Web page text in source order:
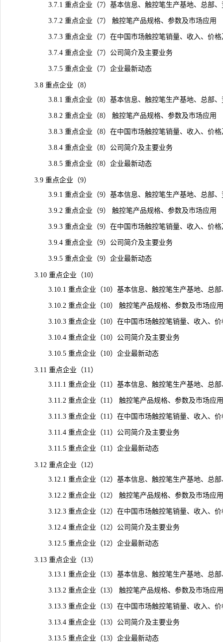
3.7.1 重点企业（7）基本信息、触控笔生产基地、总部、
3.7.2 重点企业（7） 触控笔产品规格、参数及市场应用
3.7.3 重点企业（7）在中国市场触控笔销量、收入、价格及
3.7.4 重点企业（7）公司简介及主要业务
3.7.5 重点企业（7）企业最新动态
3.8 重点企业（8）
3.8.1 重点企业（8）基本信息、触控笔生产基地、总部、
3.8.2 重点企业（8） 触控笔产品规格、参数及市场应用
3.8.3 重点企业（8）在中国市场触控笔销量、收入、价格及
3.8.4 重点企业（8）公司简介及主要业务
3.8.5 重点企业（8）企业最新动态
3.9 重点企业（9）
3.9.1 重点企业（9）基本信息、触控笔生产基地、总部、
3.9.2 重点企业（9） 触控笔产品规格、参数及市场应用
3.9.3 重点企业（9）在中国市场触控笔销量、收入、价格及
3.9.4 重点企业（9）公司简介及主要业务
3.9.5 重点企业（9）企业最新动态
3.10 重点企业（10）
3.10.1 重点企业（10）基本信息、触控笔生产基地、总部
3.10.2 重点企业（10） 触控笔产品规格、参数及市场应用
3.10.3 重点企业（10）在中国市场触控笔销量、收入、价格
3.10.4 重点企业（10）公司简介及主要业务
3.10.5 重点企业（10）企业最新动态
3.11 重点企业（11）
3.11.1 重点企业（11）基本信息、触控笔生产基地、总部
3.11.2 重点企业（11） 触控笔产品规格、参数及市场应用
3.11.3 重点企业（11）在中国市场触控笔销量、收入、价格
3.11.4 重点企业（11）公司简介及主要业务
3.11.5 重点企业（11）企业最新动态
3.12 重点企业（12）
3.12.1 重点企业（12）基本信息、触控笔生产基地、总部
3.12.2 重点企业（12） 触控笔产品规格、参数及市场应用
3.12.3 重点企业（12）在中国市场触控笔销量、收入、价格
3.12.4 重点企业（12）公司简介及主要业务
3.12.5 重点企业（12）企业最新动态
3.13 重点企业（13）
3.13.1 重点企业（13）基本信息、触控笔生产基地、总部
3.13.2 重点企业（13） 触控笔产品规格、参数及市场应用
3.13.3 重点企业（13）在中国市场触控笔销量、收入、价格
3.13.4 重点企业（13）公司简介及主要业务
3.13.5 重点企业（13）企业最新动态